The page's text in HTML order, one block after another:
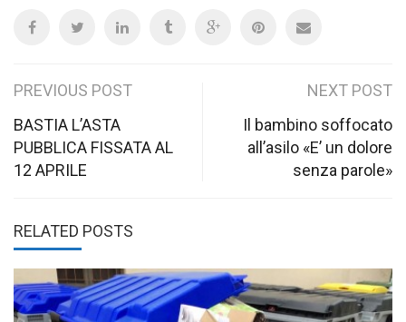
Post
navigation
PREVIOUS POST
BASTIA L’ASTA
PUBBLICA FISSATA AL
12 APRILE
NEXT POST
Il bambino soffocato
all’asilo «E’ un dolore
senza parole»
RELATED POSTS